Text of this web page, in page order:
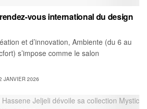
vous international du design
et d’innovation, Ambiente (du 6 au
s’impose comme le salon
JANVIER 2026